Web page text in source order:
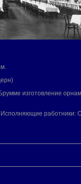
времени
изготовление
Till